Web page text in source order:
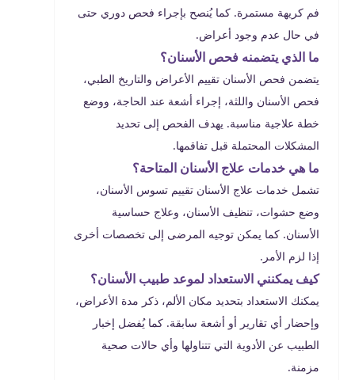
فم كريهة مستمرة. كما يُنصح بإجراء فحص دوري حتى
في حال عدم وجود أعراض.
ما الذي يتضمنه فحص الأسنان؟
يتضمن فحص الأسنان تقييم الأعراض والتاريخ الطبي،
فحص الأسنان واللثة، إجراء أشعة عند الحاجة، ووضع
خطة علاجية مناسبة. يهدف الفحص إلى تحديد
المشكلات المحتملة قبل تفاقمها.
ما هي خدمات علاج الأسنان المتاحة؟
تشمل خدمات علاج الأسنان تقييم تسوس الأسنان،
وضع حشوات، تنظيف الأسنان، وعلاج حساسية
الأسنان. كما يمكن توجيه المرضى إلى تخصصات أخرى
إذا لزم الأمر.
كيف يمكنني الاستعداد لموعد طبيب الأسنان؟
يمكنك الاستعداد بتحديد مكان الألم، ذكر مدة الأعراض،
وإحضار أي تقارير أو أشعة سابقة. كما يُفضل إخبار
الطبيب عن الأدوية التي تتناولها وأي حالات صحية
مزمنة.